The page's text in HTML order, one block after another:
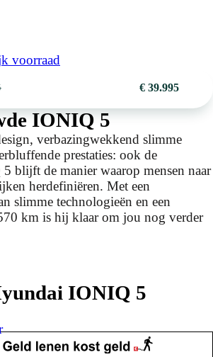
voorraad
€ 39.995
IONIQ 5
verbazingwekkend slimme
prestaties: ook de
blijft de manier waarop mensen naar
herdefiniëren. Met een
slimme technologieën en een
km is hij klaar om jou nog verder
IONIQ 5